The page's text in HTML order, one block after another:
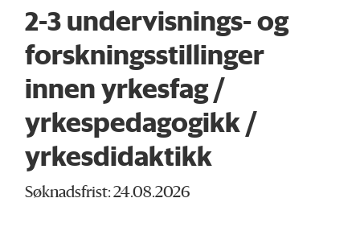
2-3 undervisnings- og
forskningsstillinger
innen yrkesfag /
yrkespedagogikk /
yrkesdidaktikk
Søknadsfrist: 24.08.2026